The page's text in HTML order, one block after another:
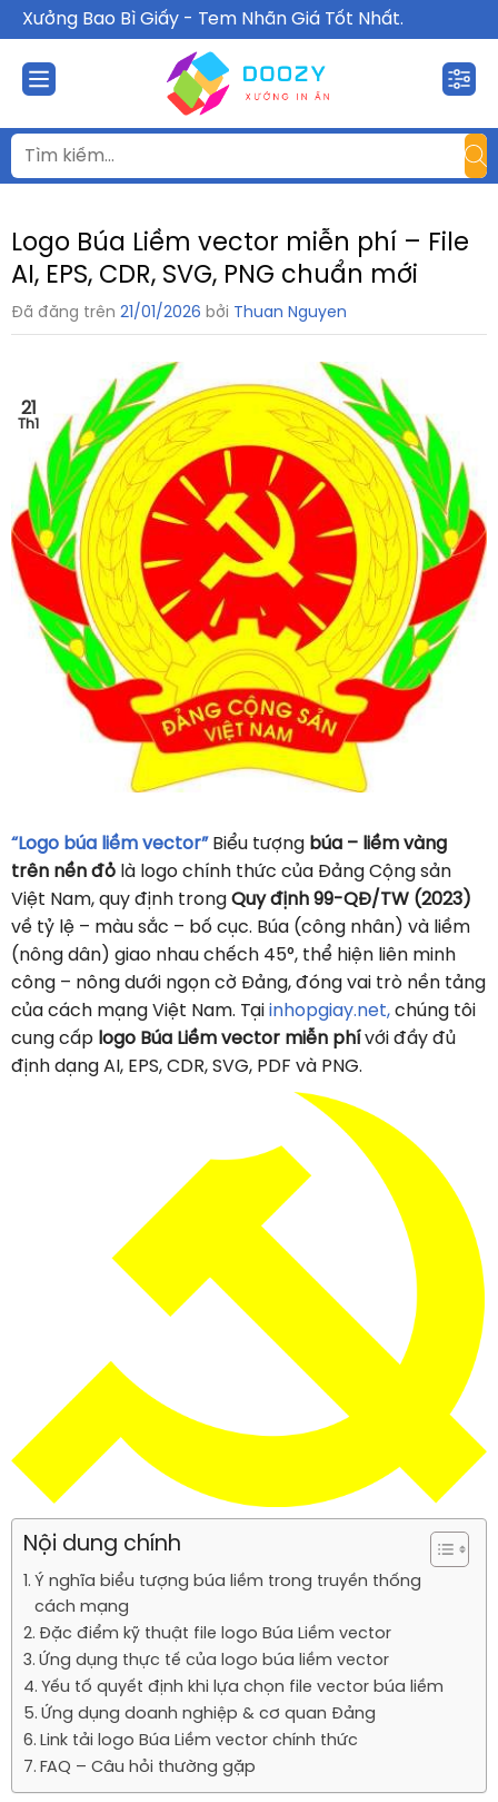
Chuyển
đến
nội
dung
Xưởng Bao Bì Giấy - Tem Nhãn Giá Tốt Nhất.
Logo Búa Liềm vector miễn phí – File
AI, EPS, CDR, SVG, PNG chuẩn mới
Đã đăng trên 21/01/2026 bởi Thuan Nguyen
21
Th1
“Logo búa liềm vector”Biểu tượng búa – liềm vàng
trên nền đỏ là logo chính thức của Đảng Cộng sản
Việt Nam, quy định trong Quy định 99-QĐ/TW (2023)
về tỷ lệ – màu sắc – bố cục. Búa (công nhân) và liềm
(nông dân) giao nhau chếch 45°, thể hiện liên minh
công – nông dưới ngọn cờ Đảng, đóng vai trò nền tảng
của cách mạng Việt Nam. Tại inhopgiay.net, chúng tôi
cung cấp logo Búa Liềm vector miễn phí với đầy đủ
định dạng AI, EPS, CDR, SVG, PDF và PNG.
Nội dung chính
Ý nghĩa biểu tượng búa liềm trong truyền thống
cách mạng
Đặc điểm kỹ thuật file logo Búa Liềm vector
Ứng dụng thực tế của logo búa liềm vector
Yếu tố quyết định khi lựa chọn file vector búa liềm
Ứng dụng doanh nghiệp & cơ quan Đảng
Link tải logo Búa Liềm vector chính thức
FAQ – Câu hỏi thường gặp